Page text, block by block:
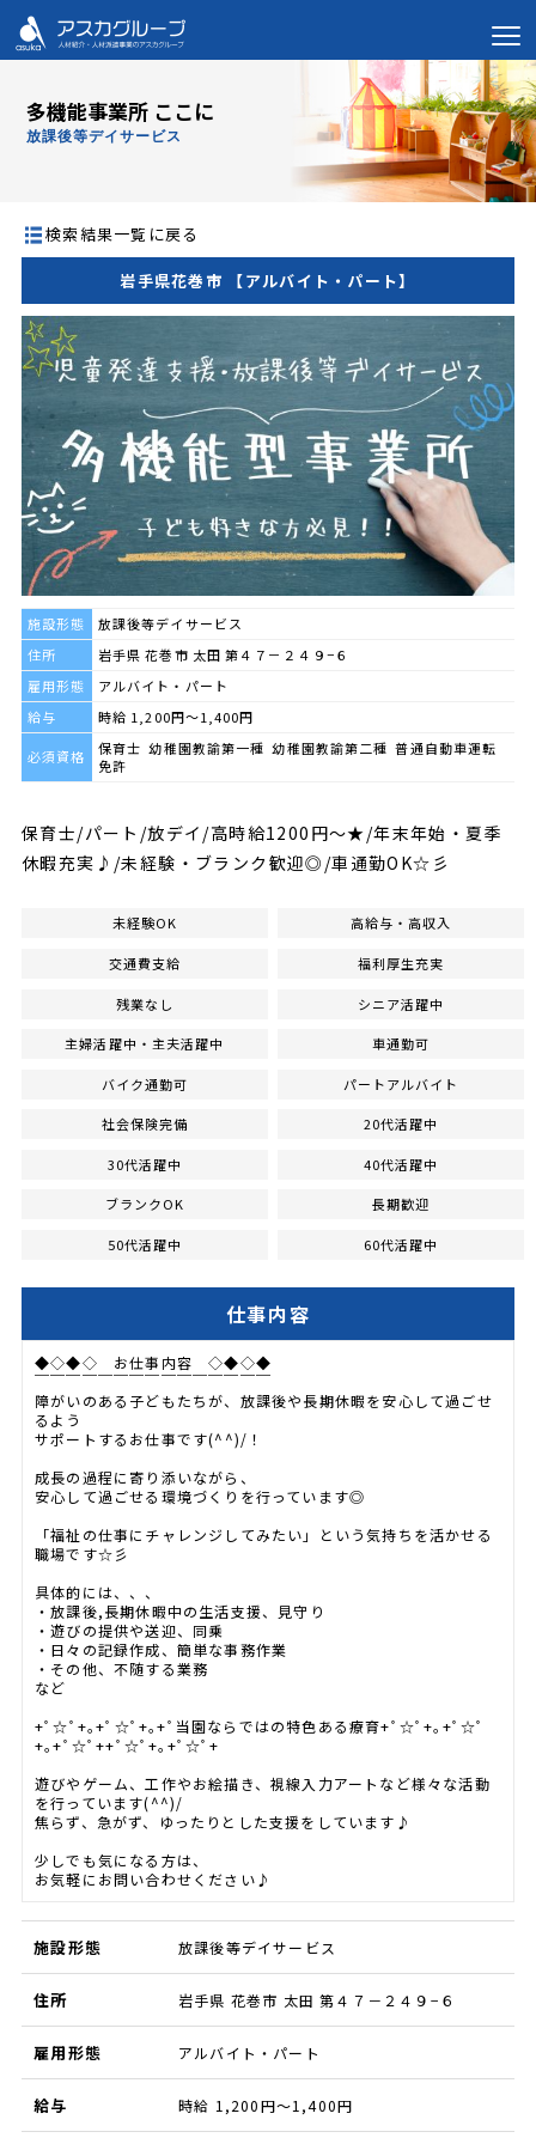
多機能事業所 ここに
放課後等デイサービス
検索結果一覧に戻る
岩手県花巻市 【アルバイト・パート】
施設形態
放課後等デイサービス
住所
岩手県 花巻市 太田 第４７－２４９−６
雇用形態
アルバイト・パート
給与
時給 1,200円～1,400円
必須資格
保育士 幼稚園教諭第一種 幼稚園教諭第二種 普通自動車運転
免許
保育士/パート/放デイ/高時給1200円～★/年末年始・夏季
休暇充実♪/未経験・ブランク歓迎◎/車通勤OK☆彡
未経験OK 高給与・高収入
交通費支給 福利厚生充実
残業なし シニア活躍中
主婦活躍中・主夫活躍中 車通勤可
バイク通勤可 パートアルバイト
社会保険完備 20代活躍中
30代活躍中 40代活躍中
ブランクOK 長期歓迎
50代活躍中 60代活躍中
仕事内容
◆◇◆◇ お仕事内容 ◇◆◇◆
￣￣￣￣￣￣￣￣￣￣￣￣￣￣￣
障がいのある子どもたちが、放課後や長期休暇を安心して過ごせ
るよう
サポートするお仕事です(^^)/！
成長の過程に寄り添いながら、
安心して過ごせる環境づくりを行っています◎
「福祉の仕事にチャレンジしてみたい」という気持ちを活かせる
職場です☆彡
具体的には、、、
・放課後,長期休暇中の生活支援、見守り
・遊びの提供や送迎、同乗
・日々の記録作成、簡単な事務作業
・その他、不随する業務
など
+ﾟ☆ﾟ+｡+ﾟ☆ﾟ+｡+ﾟ当園ならではの特色ある療育+ﾟ☆ﾟ+｡+ﾟ☆ﾟ
+｡+ﾟ☆ﾟ++ﾟ☆ﾟ+｡+ﾟ☆ﾟ+
遊びやゲーム、工作やお絵描き、視線入力アートなど様々な活動
を行っています(^^)/
焦らず、急がず、ゆったりとした支援をしています♪
少しでも気になる方は、
お気軽にお問い合わせください♪
施設形態 放課後等デイサービス
住所 岩手県 花巻市 太田 第４７－２４９−６
雇用形態 アルバイト・パート
給与 時給 1,200円～1,400円